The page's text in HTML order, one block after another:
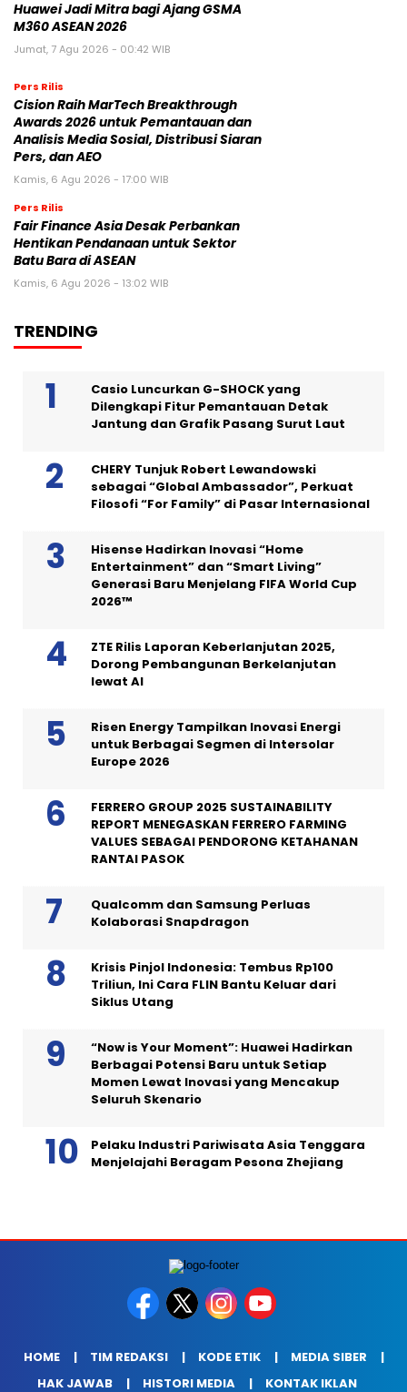
Huawei Jadi Mitra bagi Ajang GSMA
M360 ASEAN 2026
Jumat, 7 Agu 2026 - 00:42 WIB
Pers Rilis
Cision Raih MarTech Breakthrough
Awards 2026 untuk Pemantauan dan
Analisis Media Sosial, Distribusi Siaran
Pers, dan AEO
Kamis, 6 Agu 2026 - 17:00 WIB
Pers Rilis
Fair Finance Asia Desak Perbankan
Hentikan Pendanaan untuk Sektor
Batu Bara di ASEAN
Kamis, 6 Agu 2026 - 13:02 WIB
TRENDING
Casio Luncurkan G-SHOCK yang
Dilengkapi Fitur Pemantauan Detak
Jantung dan Grafik Pasang Surut Laut
CHERY Tunjuk Robert Lewandowski
sebagai “Global Ambassador”, Perkuat
Filosofi “For Family” di Pasar Internasional
Hisense Hadirkan Inovasi “Home
Entertainment” dan “Smart Living”
Generasi Baru Menjelang FIFA World Cup
2026™
ZTE Rilis Laporan Keberlanjutan 2025,
Dorong Pembangunan Berkelanjutan
lewat AI
Risen Energy Tampilkan Inovasi Energi
untuk Berbagai Segmen di Intersolar
Europe 2026
FERRERO GROUP 2025 SUSTAINABILITY
REPORT MENEGASKAN FERRERO FARMING
VALUES SEBAGAI PENDORONG KETAHANAN
RANTAI PASOK
Qualcomm dan Samsung Perluas
Kolaborasi Snapdragon
Krisis Pinjol Indonesia: Tembus Rp100
Triliun, Ini Cara FLIN Bantu Keluar dari
Siklus Utang
“Now is Your Moment”: Huawei Hadirkan
Berbagai Potensi Baru untuk Setiap
Momen Lewat Inovasi yang Mencakup
Seluruh Skenario
Pelaku Industri Pariwisata Asia Tenggara
Menjelajahi Beragam Pesona Zhejiang
HOME TIM REDAKSI KODE ETIK
MEDIA SIBER
HAK JAWAB
HISTORI MEDIA KONTAK IKLAN